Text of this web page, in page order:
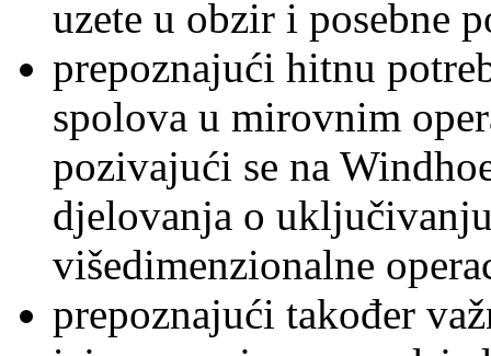
uzete u obzir i posebne
prepoznajući hitnu
spolova u mirovnim
pozivajući se na
djelovanja o
višedimenzionalne
prepoznajući također